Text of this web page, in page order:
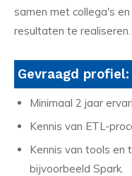
samen met collega's
resultaten te realiseren.
Gevraagd profiel:
Minimaal 2 jaar
Kennis van ETL-
Kennis van tools en
bijvoorbeeld Spark.